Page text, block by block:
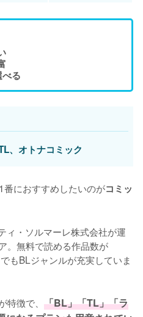
る
、オトナコミック
におすすめしたいのがコミッ
ィ・ソルマーレ株式会社が運
。無料で読める作品数が
もBLジャンルが充実していま
徴で、 「BL」「TL」「ラ